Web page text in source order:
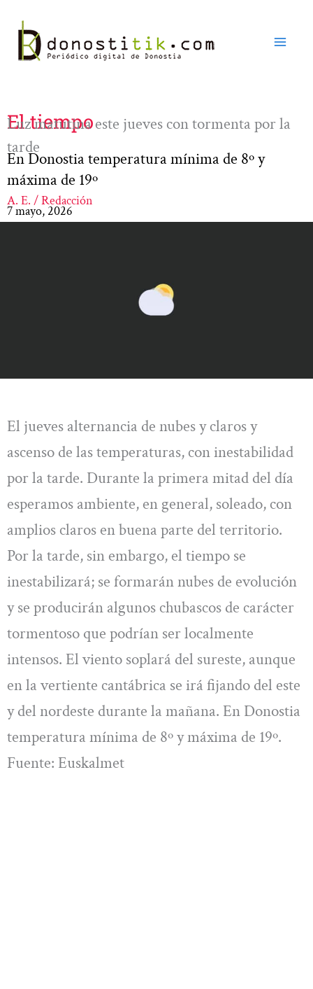
contenido
El tiempo
Luz matutina este jueves con tormenta por la
tarde
En Donostia temperatura mínima de 8º y
máxima de 19º
A. E. / Redacción
7 mayo, 2026
El jueves alternancia de nubes y claros y
ascenso de las temperaturas, con inestabilidad
por la tarde. Durante la primera mitad del día
esperamos ambiente, en general, soleado, con
amplios claros en buena parte del territorio.
Por la tarde, sin embargo, el tiempo se
inestabilizará; se formarán nubes de evolución
y se producirán algunos chubascos de carácter
tormentoso que podrían ser localmente
intensos. El viento soplará del sureste, aunque
en la vertiente cantábrica se irá fijando del este
y del nordeste durante la mañana. En Donostia
temperatura mínima de 8º y máxima de 19º.
Fuente: Euskalmet